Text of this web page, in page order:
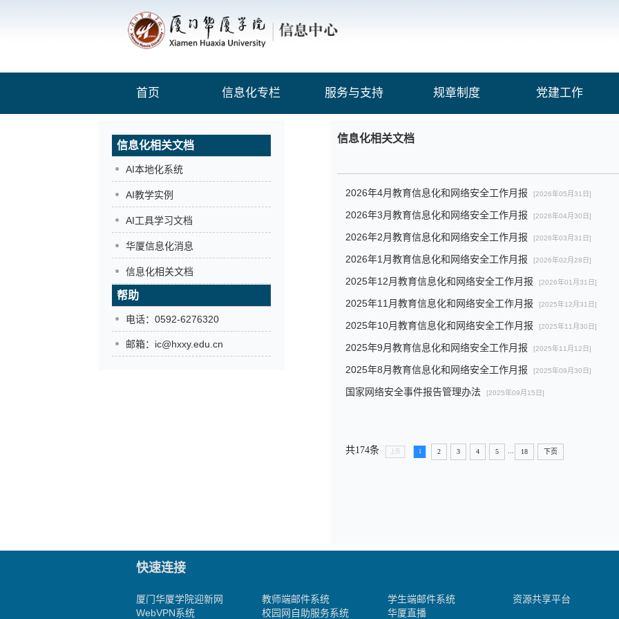
首页 信息化专栏 服务与支持 规章制度 党建工作
信息化相关文档
AI本地化系统
AI教学实例
AI工具学习文档
华厦信息化消息
信息化相关文档
帮助
电话：0592-6276320
邮箱：ic@hxxy.edu.cn
信息化相关文档
2026年4月教育信息化和网络安全工作月报 [2026年05月31日]
2026年3月教育信息化和网络安全工作月报 [2026年04月30日]
2026年2月教育信息化和网络安全工作月报 [2026年03月31日]
2026年1月教育信息化和网络安全工作月报 [2026年02月28日]
2025年12月教育信息化和网络安全工作月报 [2026年01月31日]
2025年11月教育信息化和网络安全工作月报 [2025年12月31日]
​2025年10月教育信息化和网络安全工作月报 [2025年11月30日]
2025年9月教育信息化和网络安全工作月报 [2025年11月12日]
2025年8月教育信息化和网络安全工作月报 [2025年09月30日]
国家网络安全事件报告管理办法 [2025年09月15日]
共174条 上页 1 2 3 4 5 ... 18 下页
快速连接
厦门华厦学院迎新网 教师端邮件系统 学生端邮件系统 资源共享平台
WebVPN系统
校园网自助服务系统 华厦直播